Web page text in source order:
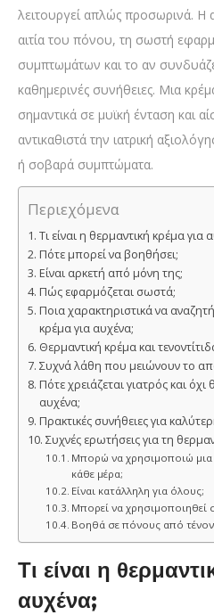
λειτουργεί απλώς προσωρινά. Η
αιτία του πόνου, τη σωστή
συμπτωμάτων και το αν
καθημερινές συνήθειες. Μια
σημαντικά σε μυϊκή ένταση και
αντικαθιστά την ιατρική
ή σοβαρά συμπτώματα.
Περιεχόμενα
Τι είναι η θερμαντική κρέμα για
Πότε μπορεί να βοηθήσει;
Είναι αρκετή από μόνη της;
Πώς εφαρμόζεται σωστά;
Ποια χαρακτηριστικά να
κρέμα για αυχένα;
Θερμαντική κρέμα και
Συχνά λάθη που μειώνουν το
Πότε χρειάζεται γιατρός και όχι
αυχένα;
Πρακτικές συνήθειες για
Συχνές ερωτήσεις για τη
Μπορώ να χρησιμοποιώ μια
κάθε μέρα;
Είναι κατάλληλη για όλους;
Μπορεί να χρησιμοποιηθεί
Βοηθά σε πόνους από
Τι είναι η
αυχένα;